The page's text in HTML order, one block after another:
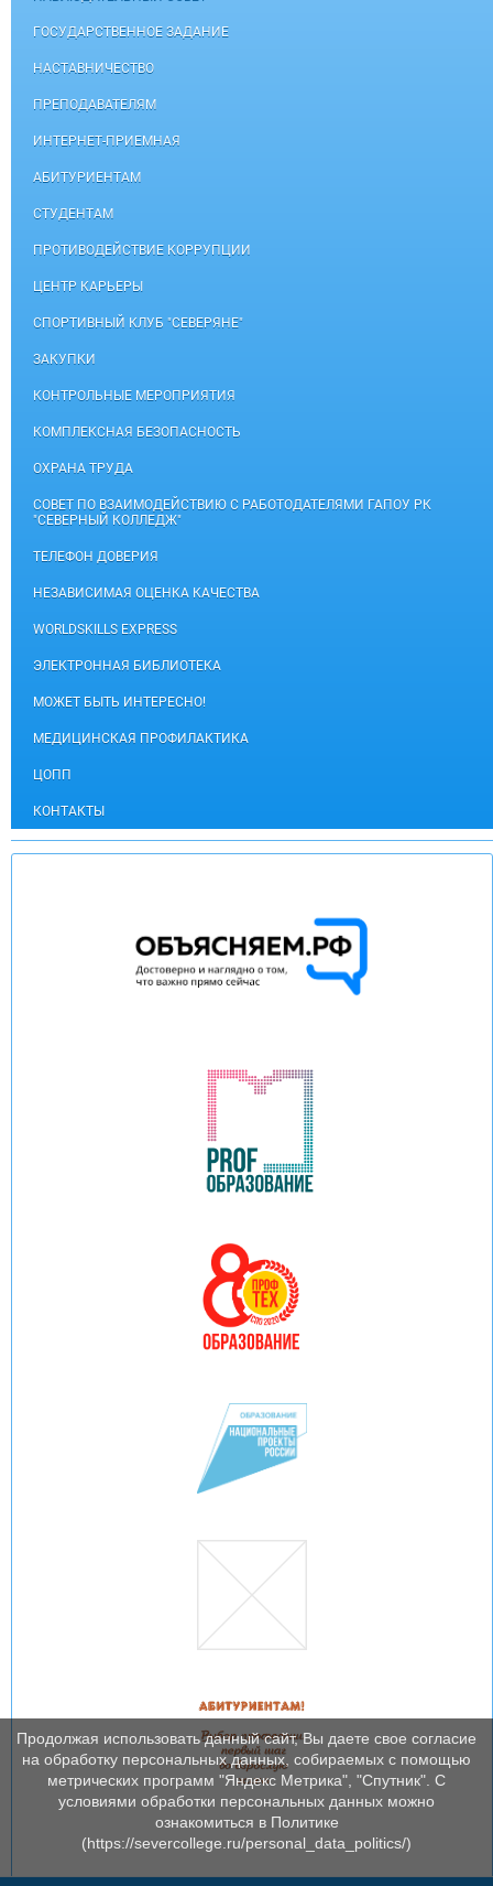
ГОСУДАРСТВЕННОЕ ЗАДАНИЕ
НАСТАВНИЧЕСТВО
ПРЕПОДАВАТЕЛЯМ
ИНТЕРНЕТ-ПРИЕМНАЯ
АБИТУРИЕНТАМ
СТУДЕНТАМ
ПРОТИВОДЕЙСТВИЕ КОРРУПЦИИ
ЦЕНТР КАРЬЕРЫ
СПОРТИВНЫЙ КЛУБ "СЕВЕРЯНЕ"
ЗАКУПКИ
КОНТРОЛЬНЫЕ МЕРОПРИЯТИЯ
КОМПЛЕКСНАЯ БЕЗОПАСНОСТЬ
ОХРАНА ТРУДА
СОВЕТ ПО ВЗАИМОДЕЙСТВИЮ С РАБОТОДАТЕЛЯМИ ГАПОУ РК
"СЕВЕРНЫЙ КОЛЛЕДЖ"
ТЕЛЕФОН ДОВЕРИЯ
НЕЗАВИСИМАЯ ОЦЕНКА КАЧЕСТВА
WORLDSKILLS EXPRESS
ЭЛЕКТРОННАЯ БИБЛИОТЕКА
МОЖЕТ БЫТЬ ИНТЕРЕСНО!
МЕДИЦИНСКАЯ ПРОФИЛАКТИКА
ЦОПП
КОНТАКТЫ
Продолжая использовать данный сайт, Вы даете свое согласие
на обработку персональных данных, собираемых с помощью
метрических программ "Яндекс Метрика", "Спутник". С
условиями обработки персональных данных можно
ознакомиться в Политике
(https://severcollege.ru/personal_data_politics/)